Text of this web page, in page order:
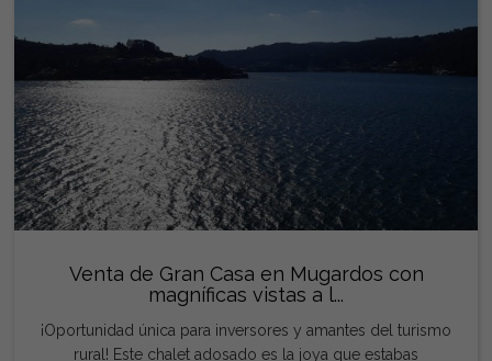
Venta de Gran Casa en Mugardos con
magníficas vistas a l...
¡Oportunidad única para inversores y amantes del turismo
rural! Este chalet adosado es la joya que estabas